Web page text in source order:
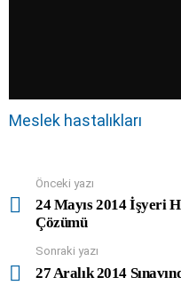
Meslek hastalıkları
more
Önceki yazı
24 Mayıs 2014 İşyeri
Çözümü
Sonraki yazı
27 Aralık 2014